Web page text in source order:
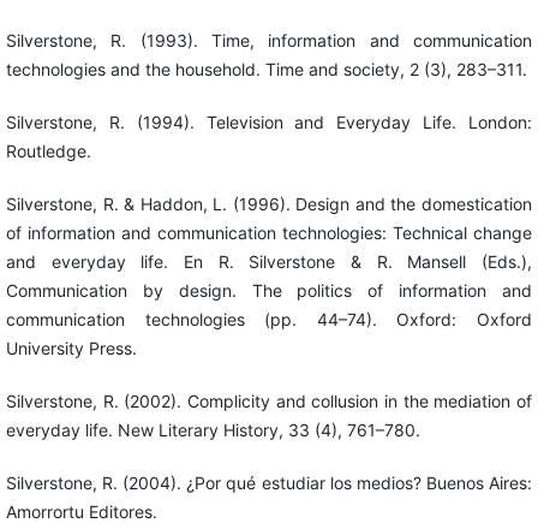
Silverstone, R. (1993). Time, information and communication
technologies and the household. Time and society, 2 (3), 283–311.
Silverstone, R. (1994). Television and Everyday Life. London:
Routledge.
Silverstone, R. & Haddon, L. (1996). Design and the domestication
of information and communication technologies: Technical change
and everyday life. En R. Silverstone & R. Mansell (Eds.),
Communication by design. The politics of information and
communication technologies (pp. 44–74). Oxford: Oxford
University Press.
Silverstone, R. (2002). Complicity and collusion in the mediation of
everyday life. New Literary History, 33 (4), 761–780.
Silverstone, R. (2004). ¿Por qué estudiar los medios? Buenos Aires:
Amorrortu Editores.